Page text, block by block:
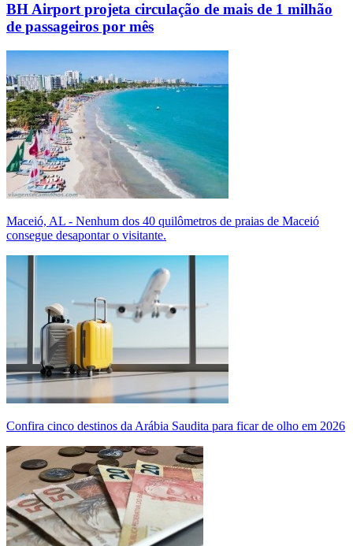
BH Airport projeta circulação de mais de 1 milhão
de passageiros por mês
Maceió, AL - Nenhum dos 40 quilômetros de praias de Maceió
consegue desapontar o visitante.
Confira cinco destinos da Arábia Saudita para ficar de olho em 2026